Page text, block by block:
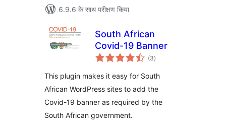
6.9.6 के साथ परीक्षण किया
South African
Covid-19 Banner
(3कुल
दर)
This plugin makes it easy for South
African WordPress sites to add the
Covid-19 banner as required by the
South African government.